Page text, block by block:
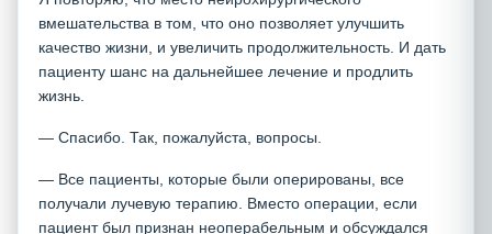
вмешательства в том, что оно позволяет улучшить
качество жизни, и увеличить продолжительность. И дать
пациенту шанс на дальнейшее лечение и продлить
жизнь.
— Спасибо. Так, пожалуйста, вопросы.
— Все пациенты, которые были оперированы, все
получали лучевую терапию. Вместо операции, если
пациент был признан неоперабельным и обсуждался